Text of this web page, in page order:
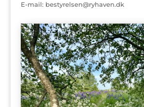
E-mail: bestyrelsen@ryhaven.dk